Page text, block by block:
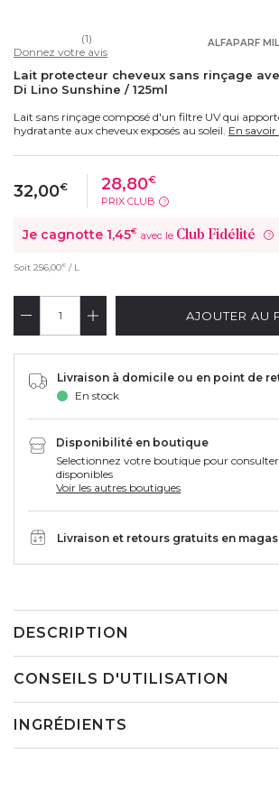
ALFAPARF
(1)
Donnez votre avis
Lait protecteur cheveux sans rinçage
Di Lino Sunshine / 125ml
Lait sans rinçage composé d'un filtre UV qui
hydratante aux cheveux exposés au soleil. En
32,00€ 28,80€
PRIX CLUB ?
Je cagnotte 1,45€ avec le Club Fidélité ?
Soit 256,00€ / L
AJOUTER AU
Livraison à domicile ou en point de
En stock
Disponibilité en boutique
Selectionnez votre boutique pour consulter
disponibles
Voir les autres boutiques
Livraison et retours gratuits en
DESCRIPTION
CONSEILS D'UTILISATION
INGRÉDIENTS